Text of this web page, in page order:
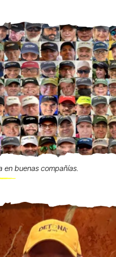
en buenas compañías.